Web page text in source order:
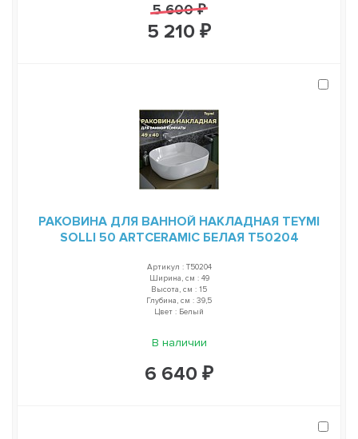
5 600 ₽
5 210 ₽
РАКОВИНА ДЛЯ ВАННОЙ НАКЛАДНАЯ TEYMI
SOLLI 50 ARTCERAMIC БЕЛАЯ T50204
Артикул : T50204
Ширина, см : 49
Высота, см : 15
Глубина, см : 39,5
Цвет : Белый
В наличии
6 640 ₽